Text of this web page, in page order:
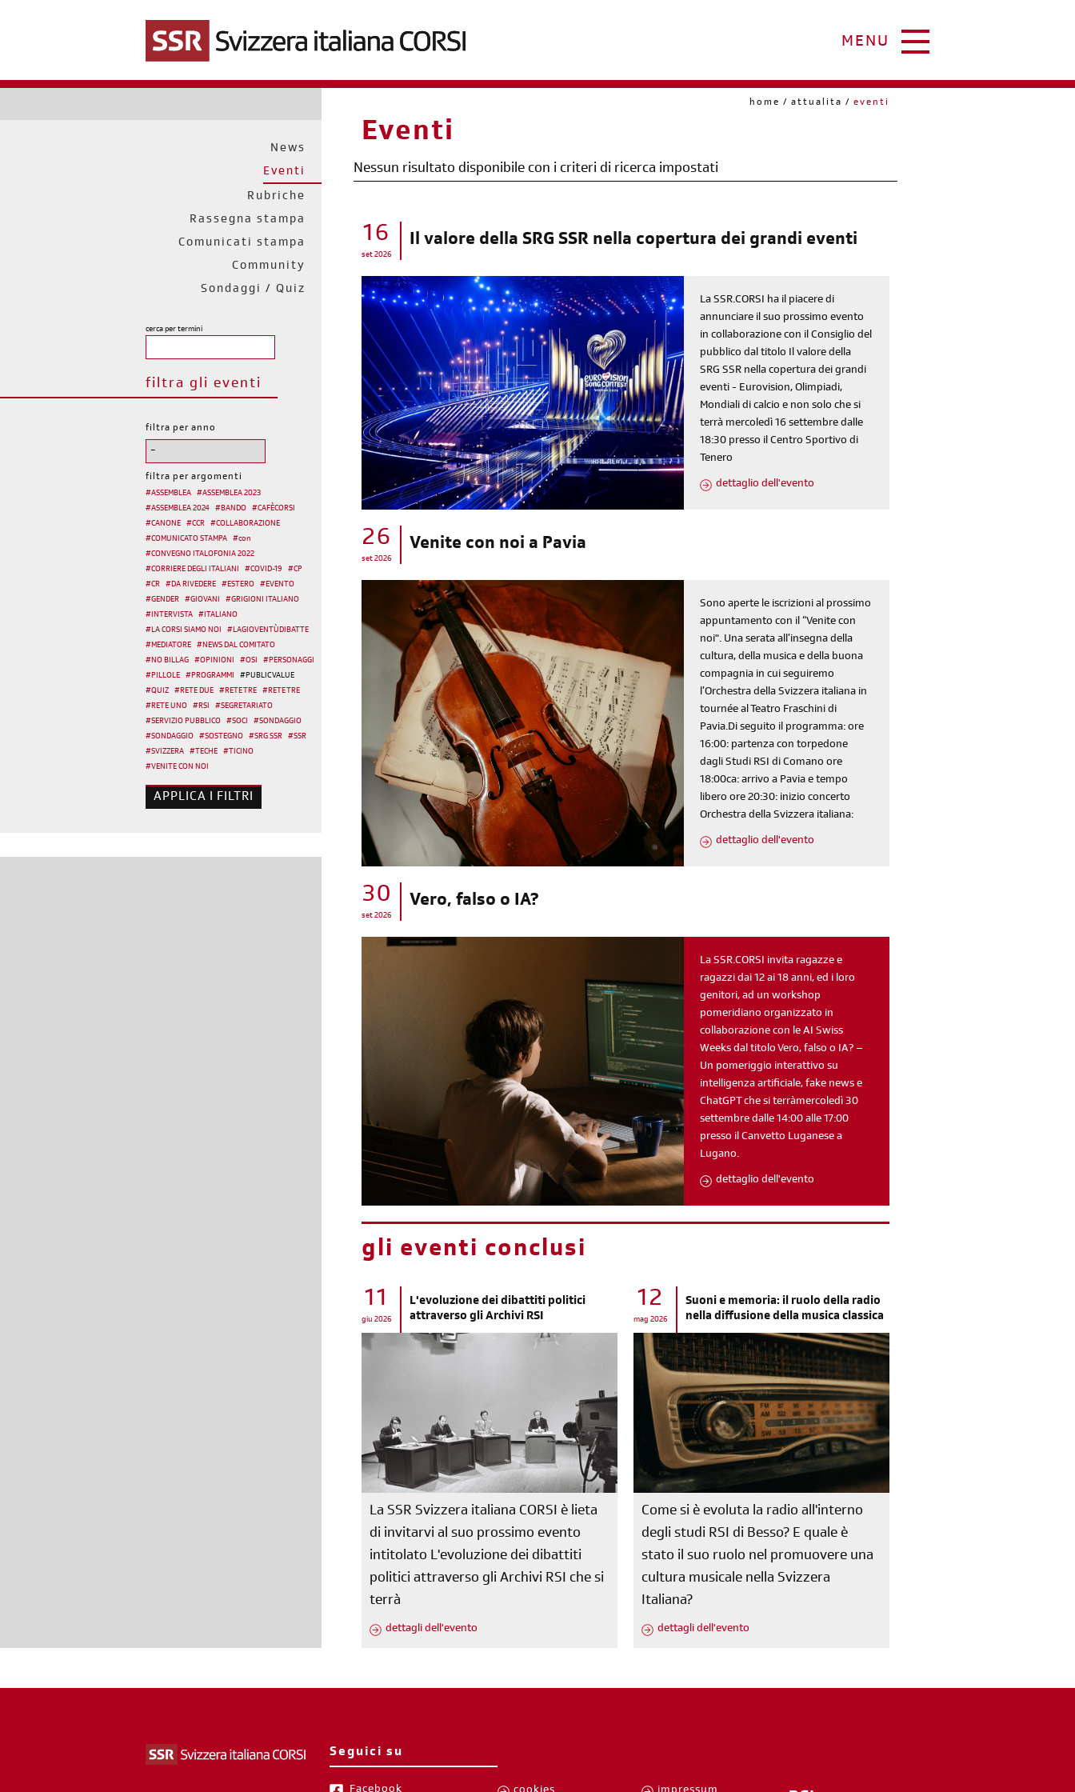
MENU
sondaggi
di' la tua
login
area riservata
News
Eventi
Rubriche
Rassegna stampa
Comunicati stampa
Community
Sondaggi / Quiz
cerca per termini
filtra gli eventi
filtra per anno
filtra per argomenti
#ASSEMBLEA #ASSEMBLEA 2023
#ASSEMBLEA 2024 #BANDO #CAFÈCORSI
#CANONE #CCR #COLLABORAZIONE
#COMUNICATO STAMPA #con
#CONVEGNO ITALOFONIA 2022
#CORRIERE DEGLI ITALIANI #COVID-19 #CP
#CR #DA RIVEDERE #ESTERO #EVENTO
#GENDER #GIOVANI #GRIGIONI ITALIANO
#INTERVISTA #ITALIANO
#LA CORSI SIAMO NOI #LAGIOVENTÙDIBATTE
#MEDIATORE #NEWS DAL COMITATO
#NO BILLAG #OPINIONI #OSI #PERSONAGGI
#PILLOLE #PROGRAMMI #PUBLIC VALUE
#QUIZ #RETE DUE #RETE TRE #RETE TRE
#RETE UNO #RSI #SEGRETARIATO
#SERVIZIO PUBBLICO #SOCI #SONDAGGIO
#SONDAGGIO #SOSTEGNO #SRG SSR #SSR
#SVIZZERA # TECHE # TICINO
#VENITE CON NOI
pane
home attualita eventi
Eventi
Nessun risultato disponibile con i criteri di ricerca impostati
16
set 2026
Il valore della SRG SSR nella copertura dei grandi eventi
La SSR.CORSI ha il piacere di
annunciare il suo prossimo evento
in collaborazione con il Consiglio del
pubblico dal titolo Il valore della
SRG SSR nella copertura dei grandi
eventi - Eurovision, Olimpiadi,
Mondiali di calcio e non solo che si
terrà mercoledì 16 settembre dalle
18:30 presso il Centro Sportivo di
Tenero
dettaglio dell'evento
26
set 2026
Venite con noi a Pavia
Sono aperte le iscrizioni al prossimo
appuntamento con il “Venite con
noi". Una serata all’insegna della
cultura, della musica e della buona
compagnia in cui seguiremo
l’Orchestra della Svizzera italiana in
tournée al Teatro Fraschini di
Pavia.Di seguito il programma: ore
16:00: partenza con torpedone
dagli Studi RSI di Comano ore
18:00ca: arrivo a Pavia e tempo
libero ore 20:30: inizio concerto
Orchestra della Svizzera italiana:
dettaglio dell'evento
30
set 2026
Vero, falso o IA?
La SSR.CORSI invita ragazze e
ragazzi dai 12 ai 18 anni, ed i loro
genitori, ad un workshop
pomeridiano organizzato in
collaborazione con le AI Swiss
Weeks dal titolo Vero, falso o IA? –
Un pomeriggio interattivo su
intelligenza artificiale, fake news e
ChatGPT che si terràmercoledì 30
settembre dalle 14:00 alle 17:00
presso il Canvetto Luganese a
Lugano.
dettaglio dell'evento
gli eventi conclusi
11
giu 2026
L'evoluzione dei dibattiti politici
attraverso gli Archivi RSI
La SSR Svizzera italiana CORSI è lieta
di invitarvi al suo prossimo evento
intitolato L'evoluzione dei dibattiti
politici attraverso gli Archivi RSI che si
terrà
dettagli dell'evento
12
mag 2026
Suoni e memoria: il ruolo della radio
nella diffusione della musica classica
Come si è evoluta la radio all'interno
degli studi RSI di Besso? E quale è
stato il suo ruolo nel promuovere una
cultura musicale nella Svizzera
Italiana?
dettagli dell'evento
Seguici su